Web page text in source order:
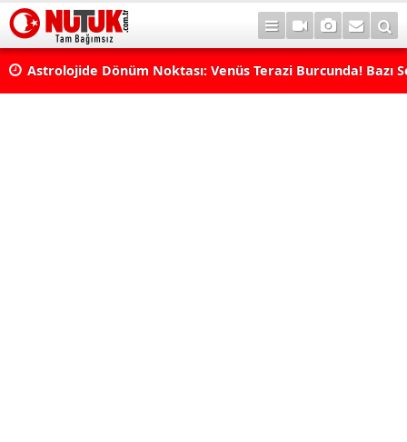
Astrolojide Dönüm Noktası: Venüs Terazi Burcunda! Bazı